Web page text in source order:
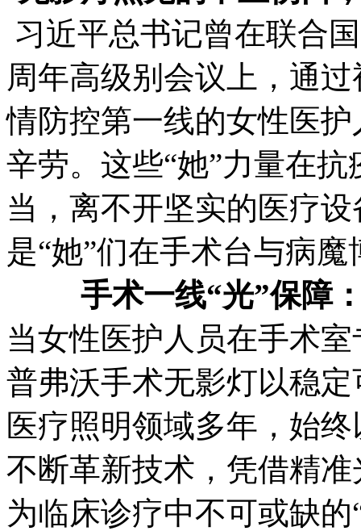
习近平总书记曾在联合
周年高级别会议上，通
情防控第一线的女性医
辛劳。这些“她”力量在
当，离不开坚实的医疗
是“她”们在手术台与病
手术一线“光”保障
当女性医护人员在手术
普弗沃手术无影灯以稳
医疗照明领域多年，始
不断革新技术，凭借精
为临床诊疗中不可或缺的